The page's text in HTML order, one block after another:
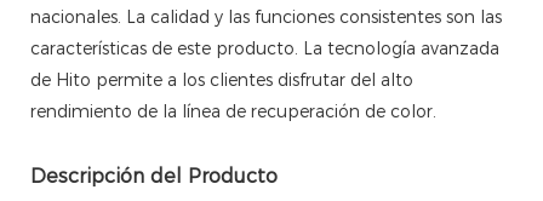
nacionales. La calidad y las funciones consistentes son las
características de este producto. La tecnología avanzada
de Hito permite a los clientes disfrutar del alto
rendimiento de la línea de recuperación de color.
Descripción del Producto